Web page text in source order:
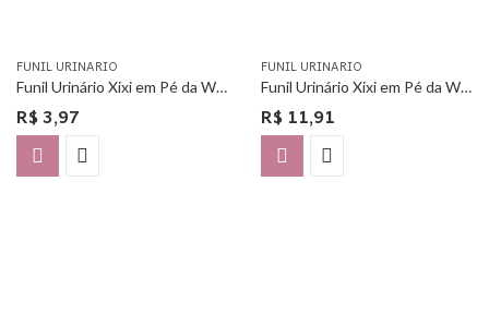
FUNIL URINARIO
Funil Urinário Xixi em Pé da Woman Free – Unitário
R$3,97
FUNIL URINARIO
Funil Urinário Xixi em Pé da Woman Free – Com 3 Unidades
R$ 11,91